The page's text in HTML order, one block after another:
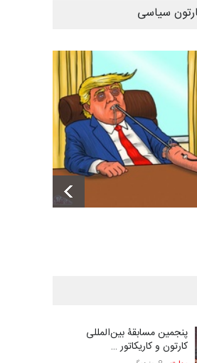
سیاسی
پنجمین مسابقۀ بین‌المللی
کارتون و کاریکاتور …